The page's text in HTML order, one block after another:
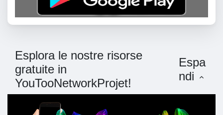
Esplora le nostre risorse
gratuite in
YouTooNetworkProjet!
Espa
ndi